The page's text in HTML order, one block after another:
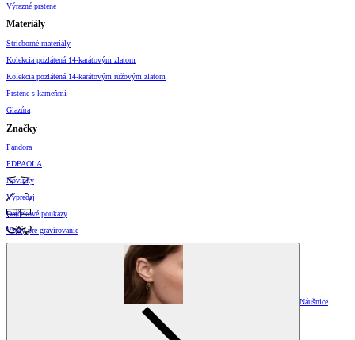
Výrazné prstene
Materiály
Strieborné materiály
Kolekcia pozlátená 14-karátovým zlatom
Kolekcia pozlátená 14-karátovým ružovým zlatom
Prstene s kameňmi
Glazúra
Značky
Pandora
PDPAOLA
Novinky
Výpredaj
Darčekové poukazy
Vzory pre gravírovanie
Náušnice